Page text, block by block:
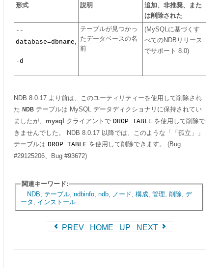
形式 説明
追加、非推奨、また
は削除された
--
database=dbname,
-d
テーブルが見つかっ
たデータベースの名
前
(MySQLに基づくす
べてのNDBリリース
でサポート 8.0)
NDB 8.0.17 より前は、このユーティリティーを使用して削除され
た NDB テーブルは MySQL データディクショナリに保持されてい
ましたが、 mysql クライアントで DROP TABLE を使用して削除で
きませんでした。 NDB 8.0.17 以降では、このような 「 「孤立」
」
テーブルは DROP TABLE を使用して削除できます。 (Bug
#29125206、Bug #93672)
関連キーワード:
NDB
テーブル, ndbinfo, ndb, ノード 構成, 管理 削除, デ
ータ
インストール
PREV HOME UP NEXT